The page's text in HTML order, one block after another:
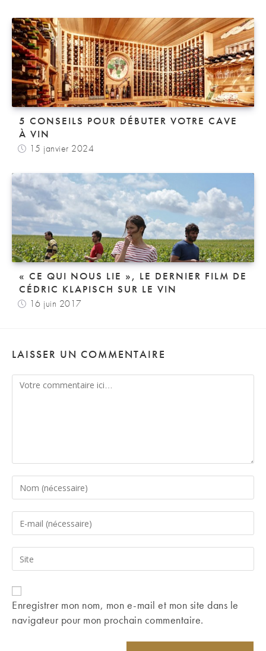
5 CONSEILS POUR DÉBUTER VOTRE CAVE
À VIN
15 janvier 2024
« CE QUI NOUS LIE », LE DERNIER FILM DE
CÉDRIC KLAPISCH SUR LE VIN
16 juin 2017
LAISSER UN COMMENTAIRE
Comment
Enter
your
name
comment
Enter
your
email
address
comment
Saisir
l’URL
de
votre
(facultatif)
Enregistrer mon nom, mon e-mail et mon site dans le
navigateur pour mon prochain commentaire.